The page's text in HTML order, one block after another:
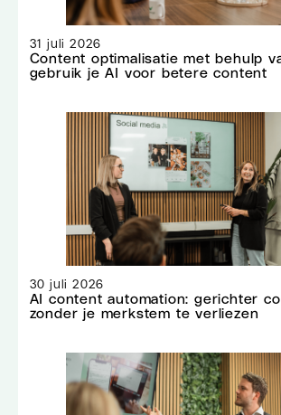
31 juli 2026
Content optimalisatie met behulp
gebruik je AI voor betere content
30 juli 2026
AI content automation: gerichter
zonder je merkstem te verliezen